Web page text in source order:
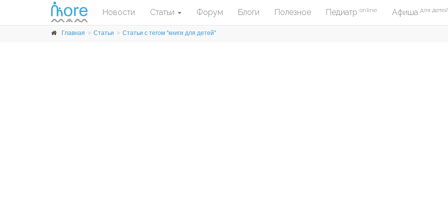
Новости Статьи Форум Блоги Полезное Педиатр online Афиша для детей
Главная Статьи Статьи с тегом "книги для детей"